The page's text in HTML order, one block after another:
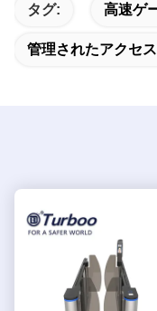
タグ: 高速ゲ
管理されたアクセ